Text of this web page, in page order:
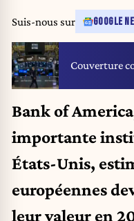
Suis-nous sur GOOGLE
Couverture
Bank of
importante
États-Unis,
européennes
leur valeur en